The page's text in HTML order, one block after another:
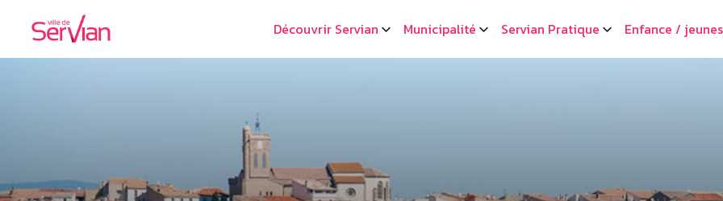
Découvrir Servian Municipalité Servian Pratique Enfance /